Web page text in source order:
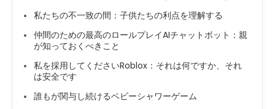
私たちの不一致の間：子供たちの利点を理解する
仲間のための最高のロールプレイAIチャットボット：親
が知っておくべきこと
私を採用してくださいRoblox：それは何ですか、それ
は安全です
誰もが関与し続けるベビーシャワーゲーム